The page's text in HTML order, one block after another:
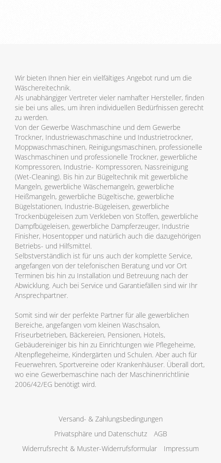
Wir bieten Ihnen hier ein vielfältiges Angebot rund um die
Wäschereitechnik.
Als unabhängiger Vertreter vieler namhafter Hersteller, finden
sie bei uns alles, um ihren individuellen Bedürfnissen gerecht
zu werden.
Von der Gewerbe Waschmaschine und dem Gewerbe
Trockner, Industriewaschmaschine und Industrietrockner,
Moppwaschmaschinen, Reinigungsmaschinen, professionelle
Waschmaschinen und professionelle Trockner, gewerbliche
Kompressoren, Industrie- Kompressoren, Nassreinigung
(Wet-Cleaning). Bis hin zur Bügeltechnik mit gewerbliche
Mangeln, gewerbliche Wäschemangeln, gewerbliche
Heißmangeln, gewerbliche Bügeltische, gewerbliche
Bügelstationen, Industrie-Bügeleisen, gewerbliche
Trockenbügeleisen zum Verkleben von Stoffen, gewerbliche
Dampfbügeleisen, gewerbliche Dampferzeuger, Industrie
Finisher, Hosentopper und natürlich auch die dazugehörigen
Betriebs- und Hilfsmittel.
Selbstverständlich ist für uns auch der komplette Service,
angefangen von der telefonischen Beratung und vor Ort
Terminen bis hin zu Installation und Betreuung nach der
Abwicklung. Auch bei Service und Garantiefällen sind wir Ihr
Ansprechpartner.
Somit sind wir der perfekte Partner für alle gewerblichen
Bereiche, angefangen vom kleinen Waschsalon,
Friseurbetrieben, Bäckereien, Pensionen, Hotels,
Gebäudereiniger bis hin zu Einrichtungen wie Pflegeheime,
Altenpflegeheime, Kindergärten und Schulen. Aber auch für
Feuerwehren, Sportvereine oder Krankenhäuser. Überall dort,
wo eine Gewerbemaschine nach der Maschinenrichtlinie
2006/42/EG benötigt wird.
Versand- & Zahlungsbedingungen
Privatsphäre und Datenschutz
AGB
Widerrufsrecht & Muster-Widerrufsformular
Impressum